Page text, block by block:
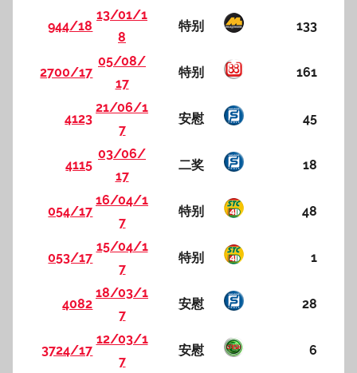
944/18
13/01/1
8
特别 133
2700/17
05/08/
17
特别 161
4123
21/06/1
7
安慰 45
4115
03/06/
17
二奖 18
054/17
16/04/1
7
特别 48
053/17
15/04/1
7
特别 1
4082
18/03/1
7
安慰 28
3724/17
12/03/1
7
安慰 6